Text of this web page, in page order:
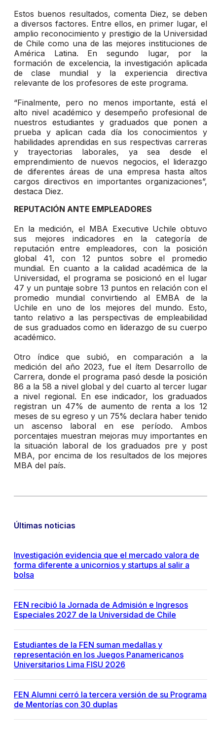
Estos buenos resultados, comenta Diez, se deben
a diversos factores. Entre ellos, en primer lugar, el
amplio reconocimiento y prestigio de la Universidad
de Chile como una de las mejores instituciones de
América Latina. En segundo lugar, por la
formación de excelencia, la investigación aplicada
de clase mundial y la experiencia directiva
relevante de los profesores de este programa.
“Finalmente, pero no menos importante, está el
alto nivel académico y desempeño profesional de
nuestros estudiantes y graduados que ponen a
prueba y aplican cada día los conocimientos y
habilidades aprendidas en sus respectivas carreras
y trayectorias laborales, ya sea desde el
emprendimiento de nuevos negocios, el liderazgo
de diferentes áreas de una empresa hasta altos
cargos directivos en importantes organizaciones”,
destaca Diez.
REPUTACIÓN ANTE EMPLEADORES
En la medición, el MBA Executive Uchile obtuvo
sus mejores indicadores en la categoría de
reputación entre empleadores, con la posición
global 41, con 12 puntos sobre el promedio
mundial. En cuanto a la calidad académica de la
Universidad, el programa se posicionó en el lugar
47 y un puntaje sobre 13 puntos en relación con el
promedio mundial convirtiendo al EMBA de la
Uchile en uno de los mejores del mundo. Esto,
tanto relativo a las perspectivas de empleabilidad
de sus graduados como en liderazgo de su cuerpo
académico.
Otro índice que subió, en comparación a la
medición del año 2023, fue el ítem Desarrollo de
Carrera, donde el programa pasó desde la posición
86 a la 58 a nivel global y del cuarto al tercer lugar
a nivel regional. En ese indicador, los graduados
registran un 47% de aumento de renta a los 12
meses de su egreso y un 75% declara haber tenido
un ascenso laboral en ese período. Ambos
porcentajes muestran mejoras muy importantes en
la situación laboral de los graduados pre y post
MBA, por encima de los resultados de los mejores
MBA del país.
Últimas noticias
Investigación evidencia que el mercado valora de
forma diferente a unicornios y startups al salir a
bolsa
FEN recibió la Jornada de Admisión e Ingresos
Especiales 2027 de la Universidad de Chile
Estudiantes de la FEN suman medallas y
representación en los Juegos Panamericanos
Universitarios Lima FISU 2026
FEN Alumni cerró la tercera versión de su Programa
de Mentorías con 30 duplas